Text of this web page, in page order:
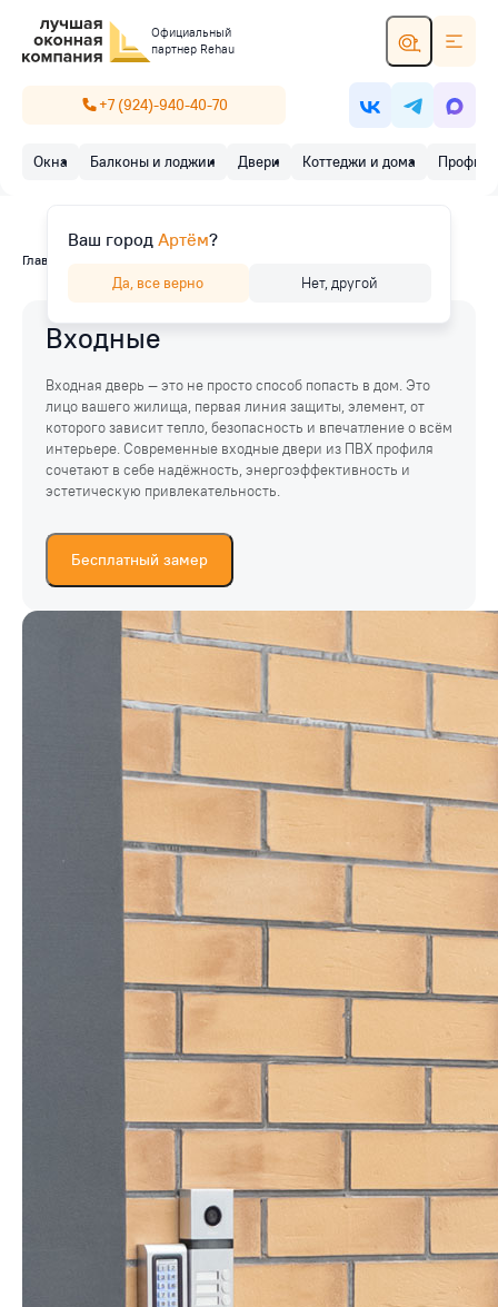
Официальный
партнер Rehau
+7 (924)-940-40-70
Окна Балконы и лоджии Двери Коттеджи и дома
Главная
Входные
Входная дверь — это не просто способ попасть в дом. Это
лицо вашего жилища, первая линия защиты, элемент, от
которого зависит тепло, безопасность и впечатление о всём
интерьере. Современные входные двери из ПВХ профиля
сочетают в себе надёжность, энергоэффективность и
эстетическую привлекательность.
Бесплатный замер
Ваш город Артём?
Да, все верно Нет, другой